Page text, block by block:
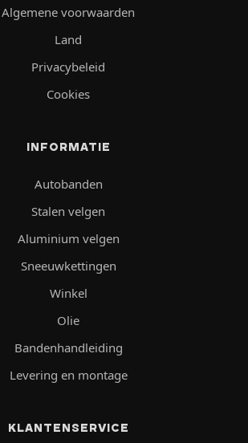
Algemene voorwaarden
Land
Privacybeleid
Cookies
INFORMATIE
Autobanden
Stalen velgen
Aluminium velgen
Sneeuwkettingen
Winkel
Olie
Bandenhandleiding
Levering en montage
KLANTENSERVICE